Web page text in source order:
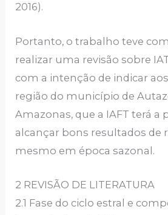
2016).
Portanto, o trabalho teve
realizar uma revisão sobre
com a intenção de indicar
região do município de
Amazonas, que a IAFT terá a
alcançar bons resultados de
mesmo em época sazonal.
2 REVISÃO DE LITERATURA
2.1 Fase do ciclo estral e